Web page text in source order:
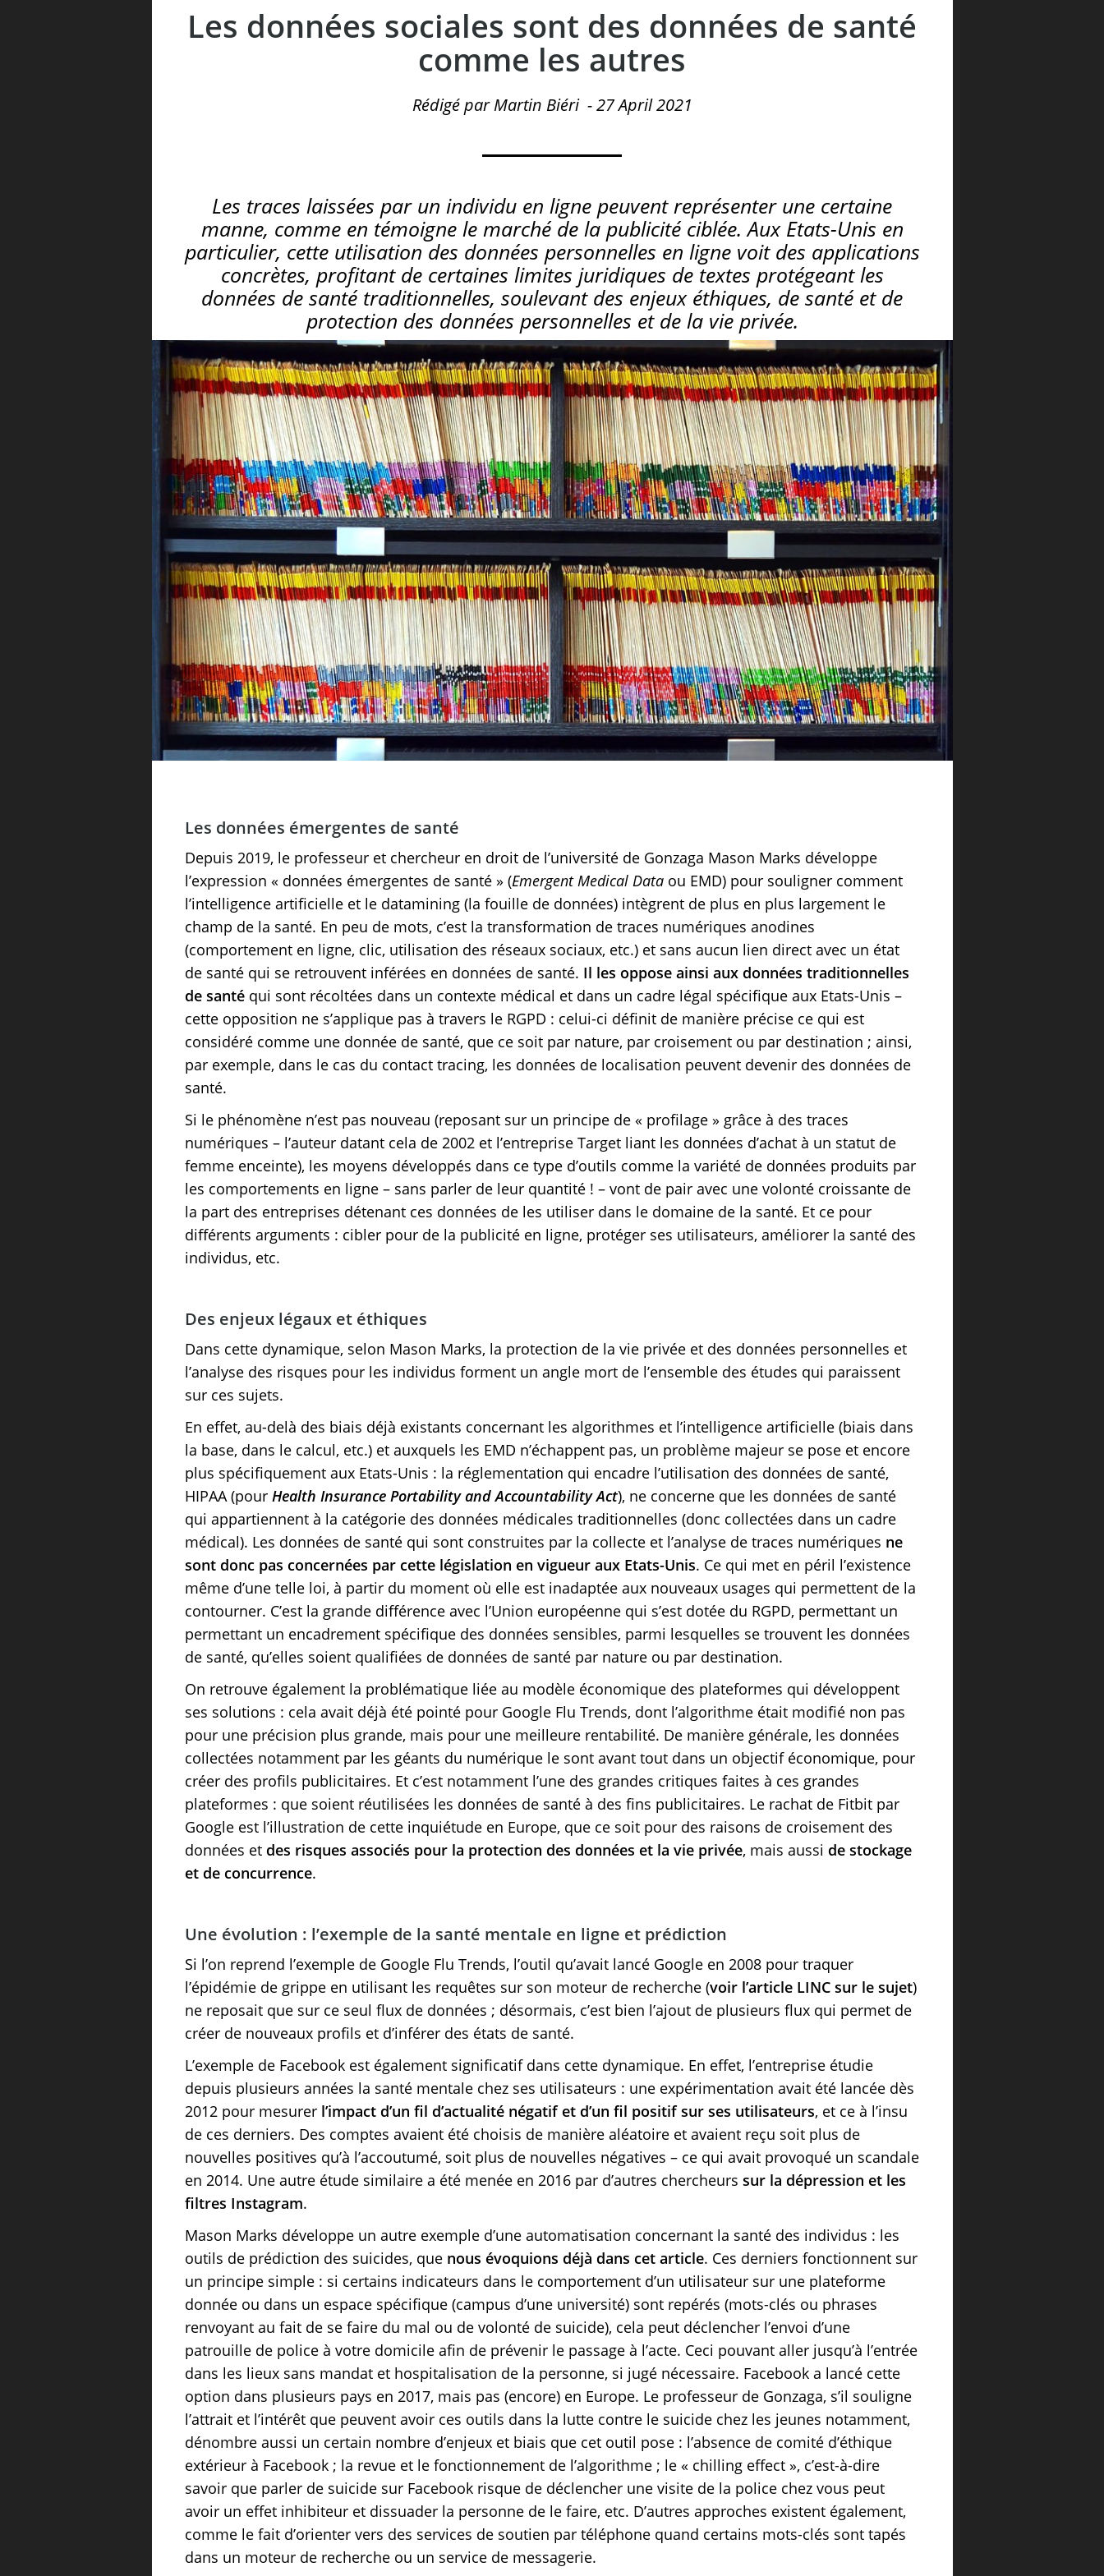
Les données sociales sont des données de santé
comme les autres
Rédigé par Martin Biéri -27 April 2021
Les traces laissées par un individu en ligne peuvent représenter une certaine
manne, comme en témoigne le marché de la publicité ciblée. Aux Etats-Unis en
particulier, cette utilisation des données personnelles en ligne voit des applications
concrètes, profitant de certaines limites juridiques de textes protégeant les
données de santé traditionnelles, soulevant des enjeux éthiques, de santé et de
protection des données personnelles et de la vie privée.
Les données émergentes de santé
Depuis 2019, le professeur et chercheur en droit de l’université de Gonzaga Mason Marks développe
l’expression « données émergentes de santé » (Emergent Medical Dataou EMD) pour souligner comment
l’intelligence artificielle et le datamining (la fouille de données) intègrent de plus en plus largement le
champ de la santé. En peu de mots, c’est la transformation de traces numériques anodines
(comportement en ligne, clic, utilisation des réseaux sociaux, etc.) et sans aucun lien direct avec un état
de santé qui se retrouvent inférées en données de santé. Il les oppose ainsi aux données traditionnelles
de santéqui sont récoltées dans un contexte médical et dans un cadre légal spécifique aux Etats-Unis –
cette opposition ne s’applique pas à travers le RGPD : celui-ci définit de manière précise ce qui est
considéré comme une donnée de santé, que ce soit par nature, par croisement ou par destination ; ainsi,
par exemple, dans le cas du contact tracing, les données de localisation peuvent devenir des données de
santé.
Si le phénomène n’est pas nouveau (reposant sur un principe de « profilage » grâce à des traces
numériques – l’auteur datant cela de 2002 et l’entreprise Target liant les données d’achat à un statut de
femme enceinte), les moyens développés dans ce type d’outils comme la variété de données produits par
les comportements en ligne – sans parler de leur quantité ! – vont de pair avec une volonté croissante de
la part des entreprises détenant ces données de les utiliser dans le domaine de la santé. Et ce pour
différents arguments : cibler pour de la publicité en ligne, protéger ses utilisateurs, améliorer la santé des
individus, etc.
Des enjeux légaux et éthiques
Dans cette dynamique, selon Mason Marks, la protection de la vie privée et des données personnelles et
l’analyse des risques pour les individus forment un angle mort de l’ensemble des études qui paraissent
sur ces sujets.
En effet, au-delà des biais déjà existants concernant les algorithmes et l’intelligence artificielle (biais dans
la base, dans le calcul, etc.) et auxquels les EMD n’échappent pas, un problème majeur se pose et encore
plus spécifiquement aux Etats-Unis : la réglementation qui encadre l’utilisation des données de santé,
HIPAA (pour Health Insurance Portability and Accountability Act), ne concerne que les données de santé
qui appartiennent à la catégorie des données médicales traditionnelles (donc collectées dans un cadre
médical). Les données de santé qui sont construites par la collecte et l’analyse de traces numériques ne
sont donc pas concernées par cette législation en vigueur aux Etats-Unis. Ce qui met en péril l’existence
même d’une telle loi, à partir du moment où elle est inadaptée aux nouveaux usages qui permettent de la
contourner. C’est la grande différence avec l’Union européenne qui s’est dotée du RGPD, permettant un
permettant un encadrement spécifique des données sensibles, parmi lesquelles se trouvent les données
de santé, qu’elles soient qualifiées de données de santé par nature ou par destination.
On retrouve également la problématique liée au modèle économique des plateformes qui développent
ses solutions : cela avait déjà été pointé pour Google Flu Trends, dont l’algorithme était modifié non pas
pour une précision plus grande, mais pour une meilleure rentabilité. De manière générale, les données
collectées notamment par les géants du numérique le sont avant tout dans un objectif économique, pour
créer des profils publicitaires. Et c’est notamment l’une des grandes critiques faites à ces grandes
plateformes : que soient réutilisées les données de santé à des fins publicitaires. Le rachat de Fitbit par
Google est l’illustration de cette inquiétude en Europe, que ce soit pour des raisons de croisement des
données et des risques associés pour la protection des données et la vie privée, mais aussi de stockage
et de concurrence.
Une évolution : l’exemple de la santé mentale en ligne et prédiction
Si l’on reprend l’exemple de Google Flu Trends, l’outil qu’avait lancé Google en 2008 pour traquer
l’épidémie de grippe en utilisant les requêtes sur son moteur de recherche (voir l’article LINC sur le sujet)
ne reposait que sur ce seul flux de données ; désormais, c’est bien l’ajout de plusieurs flux qui permet de
créer de nouveaux profils et d’inférer des états de santé.
L’exemple de Facebook est également significatif dans cette dynamique. En effet, l’entreprise étudie
depuis plusieurs années la santé mentale chez ses utilisateurs : une expérimentation avait été lancée dès
2012 pour mesurer l’impact d’un fil d’actualité négatif et d’un fil positif sur ses utilisateurs, et ce à l’insu
de ces derniers. Des comptes avaient été choisis de manière aléatoire et avaient reçu soit plus de
nouvelles positives qu’à l’accoutumé, soit plus de nouvelles négatives – ce qui avait provoqué un scandale
en 2014. Une autre étude similaire a été menée en 2016 par d’autres chercheurs sur la dépression et les
filtres Instagram.
Mason Marks développe un autre exemple d’une automatisation concernant la santé des individus : les
outils de prédiction des suicides, que nous évoquions déjà dans cet article. Ces derniers fonctionnent sur
un principe simple : si certains indicateurs dans le comportement d’un utilisateur sur une plateforme
donnée ou dans un espace spécifique (campus d’une université) sont repérés (mots-clés ou phrases
renvoyant au fait de se faire du mal ou de volonté de suicide), cela peut déclencher l’envoi d’une
patrouille de police à votre domicile afin de prévenir le passage à l’acte. Ceci pouvant aller jusqu’à l’entrée
dans les lieux sans mandat et hospitalisation de la personne, si jugé nécessaire. Facebook a lancé cette
option dans plusieurs pays en 2017, mais pas (encore) en Europe. Le professeur de Gonzaga, s’il souligne
l’attrait et l’intérêt que peuvent avoir ces outils dans la lutte contre le suicide chez les jeunes notamment,
dénombre aussi un certain nombre d’enjeux et biais que cet outil pose : l’absence de comité d’éthique
extérieur à Facebook ; la revue et le fonctionnement de l’algorithme ; le « chilling effect », c’est-à-dire
savoir que parler de suicide sur Facebook risque de déclencher une visite de la police chez vous peut
avoir un effet inhibiteur et dissuader la personne de le faire, etc. D’autres approches existent également,
comme le fait d’orienter vers des services de soutien par téléphone quand certains mots-clés sont tapés
dans un moteur de recherche ou un service de messagerie.